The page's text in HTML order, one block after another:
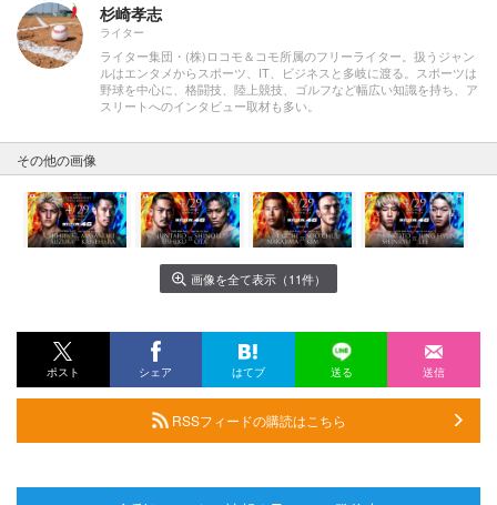
杉崎孝志
ライター
ライター集団・(株)ロコモ＆コモ所属のフリーライター。扱うジャン
ルはエンタメからスポーツ、IT、ビジネスと多岐に渡る。スポーツは
野球を中心に、格闘技、陸上競技、ゴルフなど幅広い知識を持ち、ア
スリートへのインタビュー取材も多い。
その他の画像
画像を全て表示（11件）
ポスト シェア はてブ 送る 送信
RSSフィードの購読はこちら